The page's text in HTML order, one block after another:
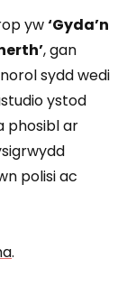
yw‘Gyda’n
, gan
sydd wedi
ystod
phosibl ar
polisi ac
.